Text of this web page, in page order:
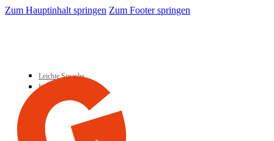
Zum Hauptinhalt springen Zum Footer springen
Leichte Sprache
Kontakt